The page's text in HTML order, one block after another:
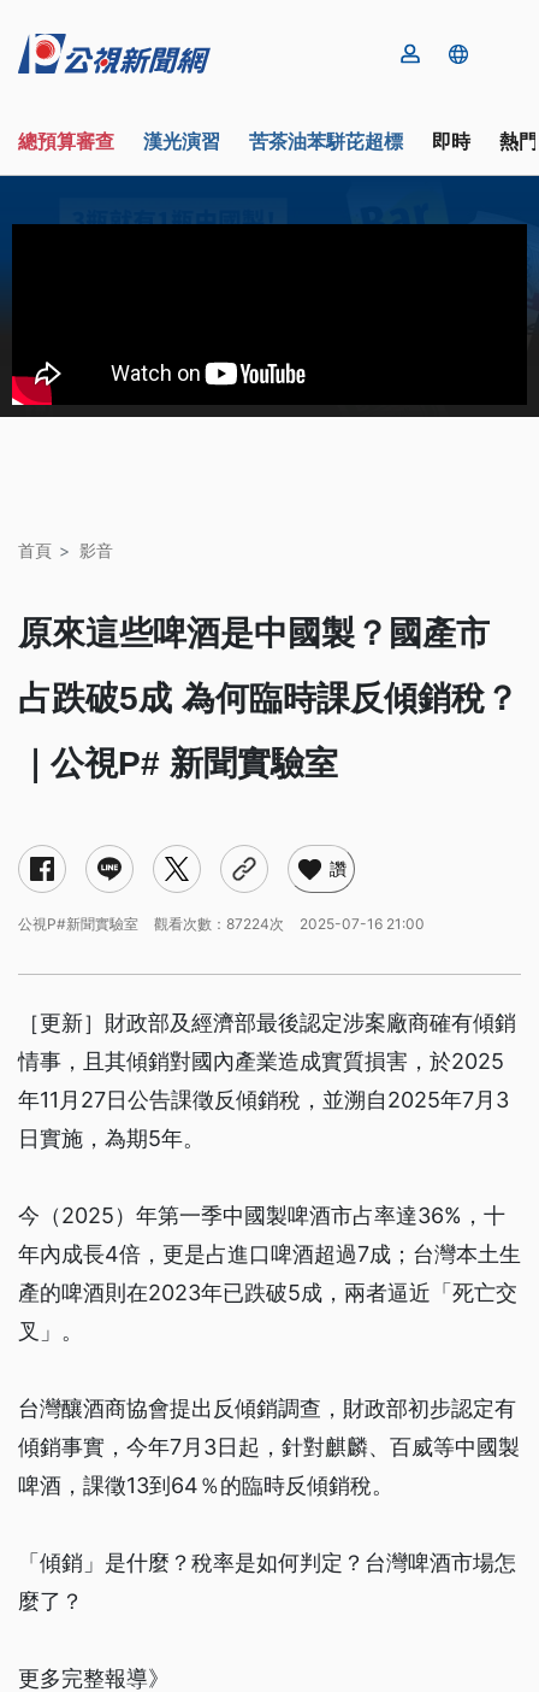
總預算審查 漢光演習 苦茶油苯駢芘超標 即時 熱
首頁 影音
原來這些啤酒是中國製？國產市
占跌破5成 為何臨時課反傾銷稅？
｜公視P# 新聞實驗室
讚
公視P#新聞實驗室 觀看次數：87224次 2025-07-16 21:00
［更新］財政部及經濟部最後認定涉案廠商確有傾銷
情事，且其傾銷對國內產業造成實質損害，於2025
年11月27日公告課徵反傾銷稅，並溯自2025年7月3
日實施，為期5年。
今（2025）年第一季中國製啤酒市占率達36%，十
年內成長4倍，更是占進口啤酒超過7成；台灣本土生
產的啤酒則在2023年已跌破5成，兩者逼近「死亡交
叉」。
台灣釀酒商協會提出反傾銷調查，財政部初步認定有
傾銷事實，今年7月3日起，針對麒麟、百威等中國製
啤酒，課徵13到64％的臨時反傾銷稅。
「傾銷」是什麼？稅率是如何判定？台灣啤酒市場怎
麼了？
更多完整報導》